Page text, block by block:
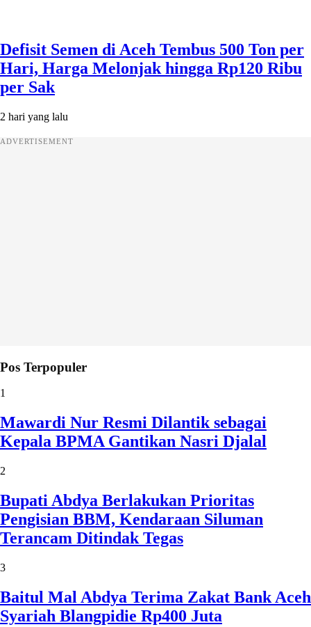
Defisit Semen di Aceh Tembus 500 Ton per
Hari, Harga Melonjak hingga Rp120 Ribu
per Sak
2 hari yang lalu
ADVERTISEMENT
Pos Terpopuler
1
Mawardi Nur Resmi Dilantik sebagai
Kepala BPMA Gantikan Nasri Djalal
2
Bupati Abdya Berlakukan Prioritas
Pengisian BBM, Kendaraan Siluman
Terancam Ditindak Tegas
3
Baitul Mal Abdya Terima Zakat Bank Aceh
Syariah Blangpidie Rp400 Juta